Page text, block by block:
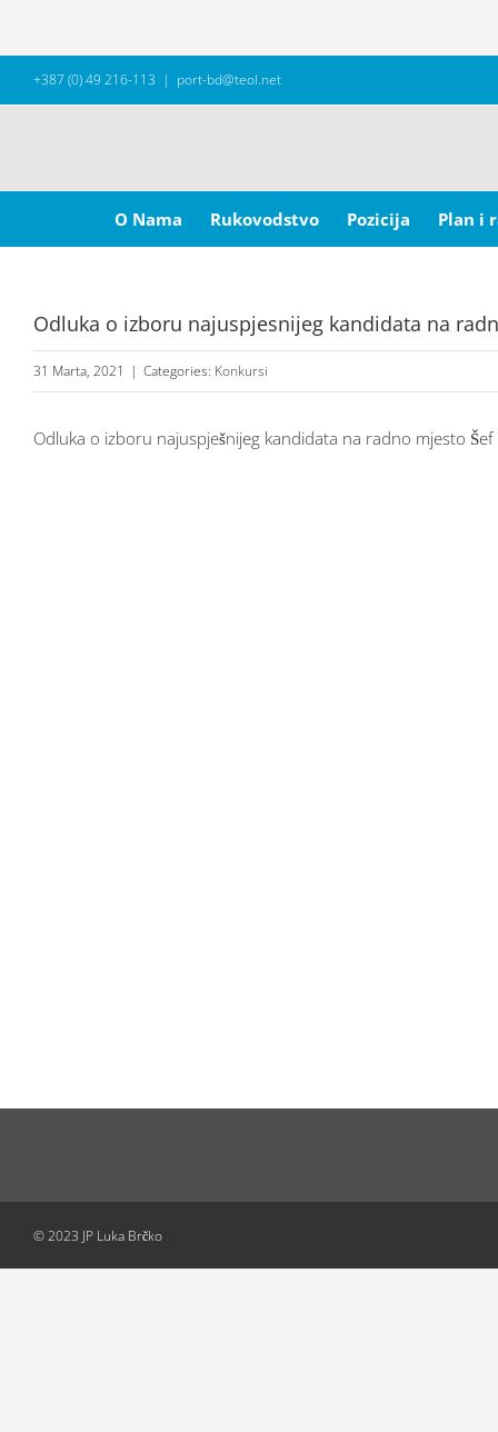
+387 (0) 49 216-113 | port-bd@teol.net
for:
O Nama
Rukovodstvo Pozicija Plan i
Odluka o izboru najuspjesnijeg kandidata na
31 Marta, 2021 | Categories: Konkursi
Odluka o izboru najuspješnijeg kandidata na radno mjesto
© 2023 JP Luka Brčko